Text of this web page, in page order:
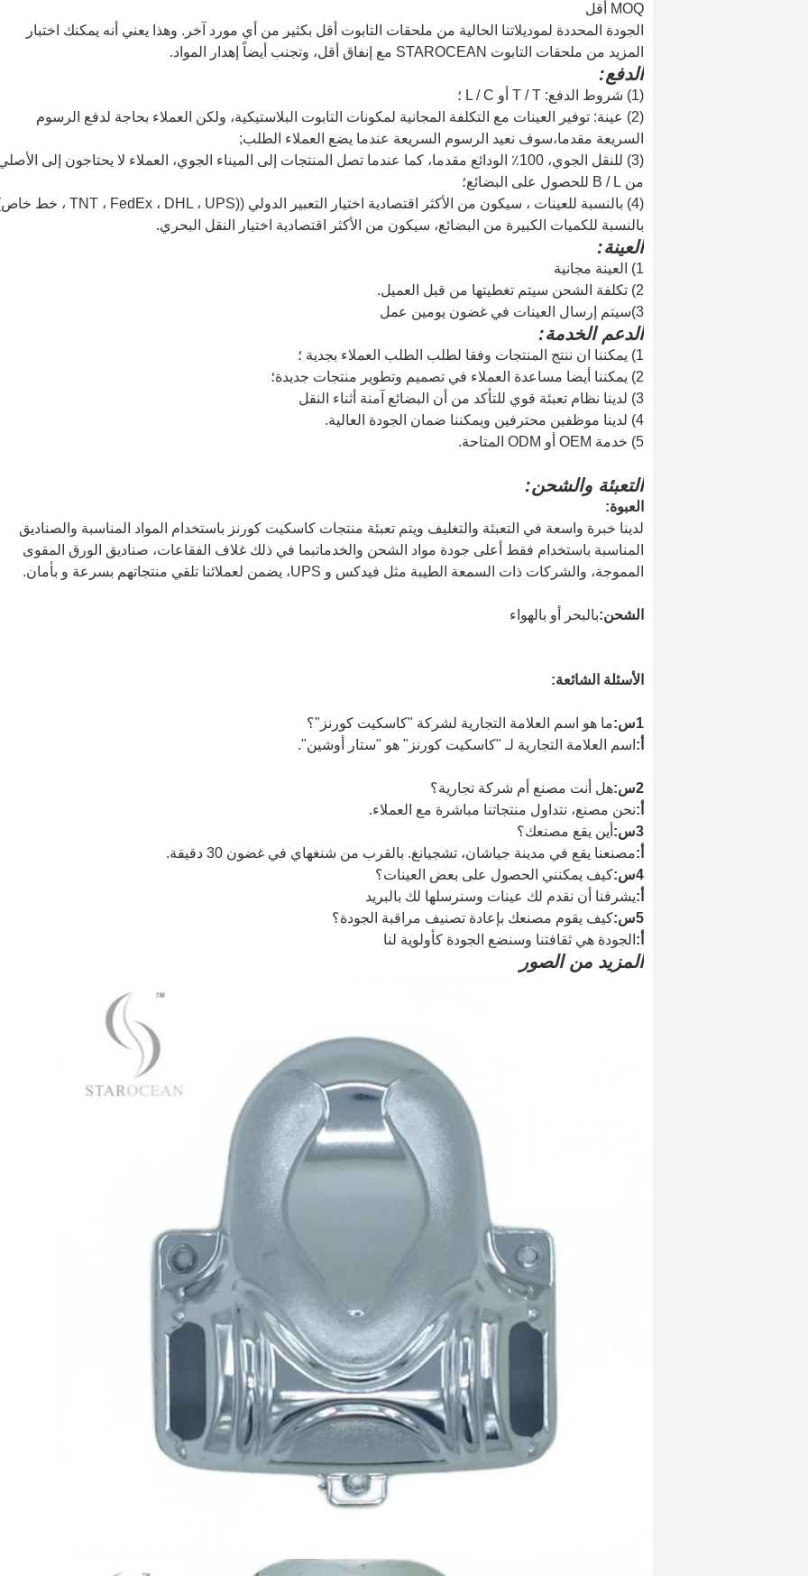
MOQ أقل
الجودة المحددة لموديلاتنا الحالية من ملحقات التابوت أقل بكثير من أي مورد آخر. وهذا يعني أنه يمكنك اختبار
المزيد من ملحقات التابوت STAROCEAN مع إنفاق أقل، وتجنب أيضاً إهدار المواد.
الدفع:
(1) شروط الدفع: T / T أو L / C ؛
(2) عينة: توفير العينات مع التكلفة المجانية لمكونات التابوت البلاستيكية، ولكن العملاء بحاجة لدفع الرسوم
السريعة مقدما،سوف نعيد الرسوم السريعة عندما يضع العملاء الطلب;
(3) للنقل الجوي، 100٪ الودائع مقدما، كما عندما تصل المنتجات إلى الميناء الجوي، العملاء لا يحتاجون إلى
من B / L للحصول على البضائع؛
(4) بالنسبة للعينات ، سيكون من الأكثر اقتصادية اختيار التعبير الدولي ((TNT ، FedEx ، DHL ، UPS ، خط خاص) ؛
بالنسبة للكميات الكبيرة من البضائع، سيكون من الأكثر اقتصادية اختيار النقل البحري.
العينة:
1) العينة مجانية
2) تكلفة الشحن سيتم تغطيتها من قبل العميل.
3) سيتم إرسال العينات في غضون يومين عمل
الدعم الخدمة:
1) يمكننا ان ننتج المنتجات وفقا لطلب الطلب العملاء بجدية ؛
2) يمكننا أيضا مساعدة العملاء في تصميم وتطوير منتجات جديدة؛
3) لدينا نظام تعبئة قوي للتأكد من أن البضائع آمنة أثناء النقل
4) لدينا موظفين محترفين ويمكننا ضمان الجودة العالية.
5) خدمة OEM أو ODM المتاحة.
التعبئة والشحن:
العبوة:
لدينا خبرة واسعة في التعبئة والتغليف ويتم تعبئة منتجات كاسكيت كورنز باستخدام المواد المناسبة والصناديق
المناسبة باستخدام فقط أعلى جودة مواد الشحن والخدماتبما في ذلك غلاف الفقاعات، صناديق الورق المقوى
المموجة، والشركات ذات السمعة الطيبة مثل فيدكس و UPS، يضمن لعملائنا تلقي منتجاتهم بسرعة و بأمان.
الشحن:بالبحر أو بالهواء
الأسئلة الشائعة:
1س:
ما هو اسم العلامة التجارية لشركة "كاسكيت كورنز"؟
أ: اسم العلامة التجارية لـ "كاسكيت كورنز" هو "ستار أوشين".
2س:
هل أنت مصنع أم شركة تجارية؟
أ:نحن مصنع، نتداول منتجاتنا مباشرة مع العملاء.
3س:
أين يقع مصنعك؟
أ:مصنعنا يقع في مدينة جياشان، تشجيانغ. بالقرب من شنغهاي في غضون 30 دقيقة.
4س:
كيف يمكنني الحصول على بعض العينات؟
أ:يشرفنا أن نقدم لك عينات وسنرسلها لك بالبريد
5س:
كيف يقوم مصنعك بإعادة تصنيف مراقبة الجودة؟
أ: الجودة هي ثقافتنا وسنضع الجودة كأولوية لنا
المزيد من الصور